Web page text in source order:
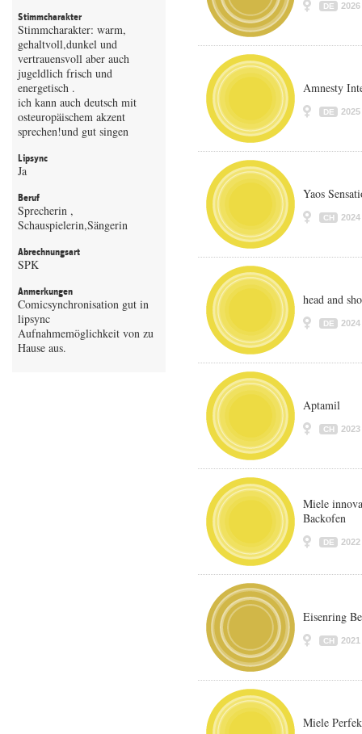
Stimmcharakter
Stimmcharakter: warm,
gehaltvoll,dunkel und
vertrauensvoll aber auch
jugeldlich frisch und
energetisch .
ich kann auch deutsch mit
osteuropäischem akzent
sprechen!und gut singen
Lipsync
Ja
Beruf
Sprecherin ,
Schauspielerin,Sängerin
Abrechnungsart
SPK
Anmerkungen
Comicsynchronisation gut in
lipsync
Aufnahmemöglichkeit von zu
Hause aus.
DE 2026
Amnesty
DE 2025
Yaos
CH 2024
head and
DE 2024
Aptamil
CH 2023
Miele
Backofen
DE 2022
Eisenring
CH 2021
Miele